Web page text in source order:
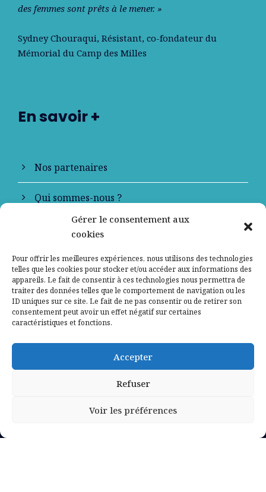
Gérer le consentement aux
cookies
Pour offrir les meilleures expériences, nous utilisons des technologies
telles que les cookies pour stocker et/ou accéder aux informations des
appareils. Le fait de consentir à ces technologies nous permettra de
traiter des données telles que le comportement de navigation ou les
ID uniques sur ce site. Le fait de ne pas consentir ou de retirer son
consentement peut avoir un effet négatif sur certaines
caractéristiques et fonctions.
Accepter
Refuser
Voir les préférences
des femmes sont prêts à le mener. »
Sydney Chouraqui, Résistant, co-fondateur du
Mémorial du Camp des Milles
En savoir +
Nos partenaires
Qui sommes-nous ?
Contactez-nous
Mentions légales
Politique de confidentialité